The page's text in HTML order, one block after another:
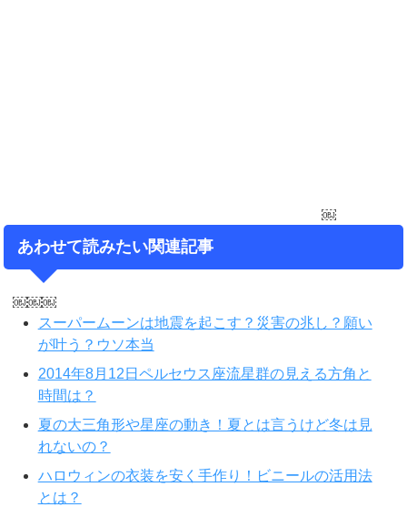
￼
あわせて読みたい関連記事
￼￼￼
スーパームーンは地震を起こす？災害の兆し？願い
が叶う？ウソ本当
2014年8月12日ペルセウス座流星群の見える方角と
時間は？
夏の大三角形や星座の動き！夏とは言うけど冬は見
れないの？
ハロウィンの衣装を安く手作り！ビニールの活用法
とは？